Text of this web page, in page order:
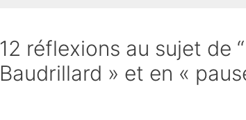
12 réflexions au sujet de
Baudrillard » et en «